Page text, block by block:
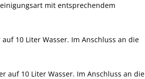
mit entsprechendem
10 Liter Wasser. Im Anschluss an die
auf 10 Liter Wasser. Im Anschluss an die